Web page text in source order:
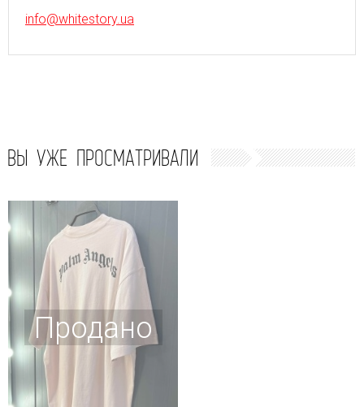
info@whitestory.ua
ВЫ УЖЕ ПРОСМАТРИВАЛИ
Продано